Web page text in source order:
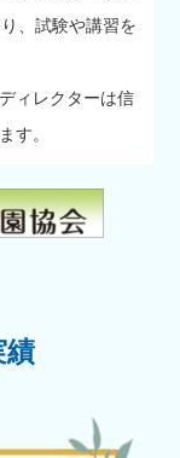
、試験や講習を
ィレクターは信
す。
績